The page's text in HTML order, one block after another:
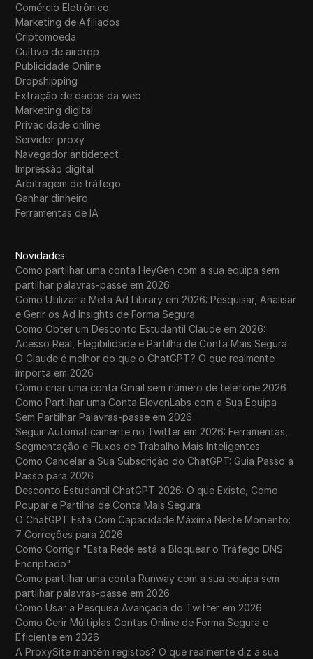
Comércio Eletrônico
Marketing de Afiliados
Criptomoeda
Cultivo de airdrop
Publicidade Online
Dropshipping
Extração de dados da web
Marketing digital
Privacidade online
Servidor proxy
Navegador antidetect
Impressão digital
Arbitragem de tráfego
Ganhar dinheiro
Ferramentas de IA
Novidades
Como partilhar uma conta HeyGen com a sua equipa sem
partilhar palavras-passe em 2026
Como Utilizar a Meta Ad Library em 2026: Pesquisar, Analisar
e Gerir os Ad Insights de Forma Segura
Como Obter um Desconto Estudantil Claude em 2026:
Acesso Real, Elegibilidade e Partilha de Conta Mais Segura
O Claude é melhor do que o ChatGPT? O que realmente
importa em 2026
Como criar uma conta Gmail sem número de telefone 2026
Como Partilhar uma Conta ElevenLabs com a Sua Equipa
Sem Partilhar Palavras-passe em 2026
Seguir Automaticamente no Twitter em 2026: Ferramentas,
Segmentação e Fluxos de Trabalho Mais Inteligentes
Como Cancelar a Sua Subscrição do ChatGPT: Guia Passo a
Passo para 2026
Desconto Estudantil ChatGPT 2026: O que Existe, Como
Poupar e Partilha de Conta Mais Segura
O ChatGPT Está Com Capacidade Máxima Neste Momento:
7 Correções para 2026
Como Corrigir "Esta Rede está a Bloquear o Tráfego DNS
Encriptado"
Como partilhar uma conta Runway com a sua equipa sem
partilhar palavras-passe em 2026
Como Usar a Pesquisa Avançada do Twitter em 2026
Como Gerir Múltiplas Contas Online de Forma Segura e
Eficiente em 2026
A ProxySite mantém registos? O que realmente diz a sua